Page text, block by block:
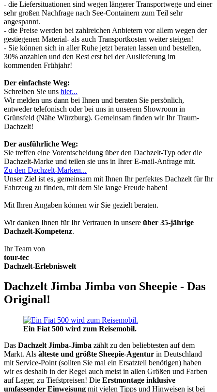
- die Liefersituationen sind wegen längerer Transportwege und einer
sehr großen Nachfrage nach See-Containern zum Teil sehr
angespannt.
- die Preise werden bei zahlreichen Anbietern vor allem wegen der
gestiegenen Material- als auch Transportkosten weiter steigen!
- Sie können sich in aller Ruhe jetzt beraten lassen und bestellen,
30% anzahlen und den Rest erst bei der Auslieferung im
kommenden Frühjahr!
Der einfachste Weg:
Schreiben Sie uns hier...
Wir melden uns dann bei Ihnen und beraten Sie persönlich,
entweder telefonisch oder bei uns in unserem Showroom in
Grünsfeld (Nähe Würzburg). Gemeinsam finden wir Ihr Traum-
Dachzelt!
Der ausführliche Weg:
Sie treffen eine Vorentscheidung über den Dachzelt-Typ oder die
Dachzelt-Marke und teilen sie uns in Ihrer E-mail-Anfrage mit.
Zu den Dachzelt-Marken...
Unser Ziel ist es, gemeinsam mit Ihnen Ihr perfektes Dachzelt für Ihr
Fahrzeug zu finden, mit dem Sie lange Freude haben!
Mit Ihren Angaben können wir Sie gezielt beraten.
Wir danken Ihnen für Ihr Vertrauen in unsere über 35-jährige
Dachzelt-Kompetenz.
Ihr Team von
tour-tec
Dachzelt-Erlebniswelt
Dachzelt Jimba Jimba von Sheepie - Das
Original!
Ein Fiat 500 wird zum Reisemobil.
Das Dachzelt Jimba-Jimba zählt zu den beliebtesten auf dem
Markt. Als älteste und größte Sheepie-Agentur in Deutschland
mit Service-Point (sollten Sie mal ein Ersatzteil benötigen) haben
wir es deshalb in der Regel auch meist in allen Größen und Farben
auf Lager, zu Tiefstpreisen! Die Erstmontage inklusive
umfassender Einweisung mit vielen Tipps und Hinweisen ist bei